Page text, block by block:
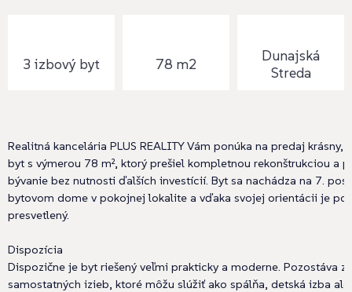
3 izbový byt 78 m2
Dunajská
Streda
Realitná kancelária PLUS REALITY Vám ponúka na predaj krásny,
byt s výmerou 78 m², ktorý prešiel kompletnou rekonštrukciou a
bývanie bez nutnosti ďalších investícií. Byt sa nachádza na 7.
bytovom dome v pokojnej lokalite a vďaka svojej orientácii je
presvetlený.
Dispozícia
Dispozične je byt riešený veľmi prakticky a moderne. Pozostáva z
samostatných izieb, ktoré môžu slúžiť ako spálňa, detská izba